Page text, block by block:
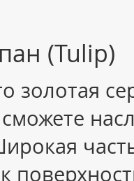
(Tulip)
золотая